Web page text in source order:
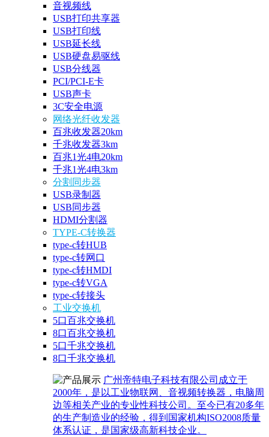
音视频线
USB打印共享器
USB打印线
USB延长线
USB硬盘易驱线
USB分线器
PCI/PCI-E卡
USB声卡
3C安全电源
网络光纤收发器
百兆收发器20km
千兆收发器3km
百兆1光4电20km
千兆1光4电3km
分割同步器
USB录制器
USB同步器
HDMI分割器
TYPE-C转换器
type-c转HUB
type-c转网口
type-c转HMDI
type-c转VGA
type-c转接头
工业交换机
5口百兆交换机
8口百兆交换机
5口千兆交换机
8口千兆交换机
广州帝特电子科技有限公司成立于
2000年，是以工业物联网、音视频转换器，电脑周
边等相关产业的专业性科技公司。至今已有20多年
的生产制造业的经验，得到国家机构ISO2008质量
体系认证，是国家级高新科技企业。